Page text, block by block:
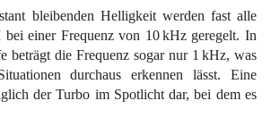
bleibenden Helligkeit werden fast alle
einer Frequenz von 10 kHz geregelt. In
beträgt die Frequenz sogar nur 1 kHz, was
durchaus erkennen lässt. Eine
der Turbo im Spotlicht dar, bei dem es